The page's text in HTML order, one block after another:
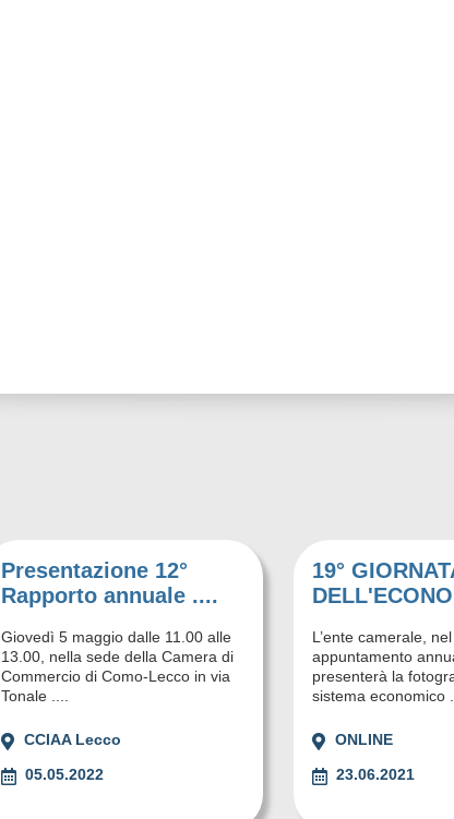
Presentazione 12°
Rapporto annuale ....
Giovedì 5 maggio dalle 11.00 alle
13.00, nella sede della Camera di
Commercio di Como-Lecco in via
Tonale ....
CCIAA Lecco
05.05.2022
19°
L’ente camerale,
appuntamento
presenterà la
sistema economico
ONLINE
23.06.2021